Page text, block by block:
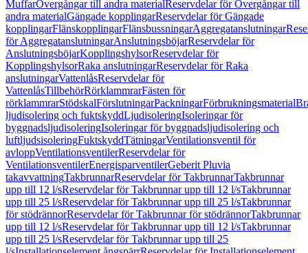
MuffarÖvergångar till andra materialReservdelar för Övergångar till
andra materialGängade kopplingarReservdelar för Gängade
kopplingarFlänskopplingarFlänsbussningarAggregatanslutningar
för AggregatanslutningarAnslutningsböjarReservdelar för
AnslutningsböjarKopplingshylsorReservdelar för
KopplingshylsorRaka anslutningarReservdelar för Raka
anslutningarVattenlåsReservdelar för
VattenlåsTillbehörRörklammrarFästen för
rörklammrarStödskalFörslutningarPackningarFörbrukningsmaterial
ljudisolering och fuktskyddLjudisoleringIsoleringar för
byggnadsljudisoleringIsoleringar för byggnadsljudisolering och
luftljudsisoleringFuktskyddTätningarVentilationsventil för
avloppVentilationsventilerReservdelar för
VentilationsventilerEnergisparventilerGeberit Pluvia
takavvattningTakbrunnarReservdelar för TakbrunnarTakbrunnar
upp till 12 l/sReservdelar för Takbrunnar upp till 12 l/sTakbrunnar
upp till 25 l/sReservdelar för Takbrunnar upp till 25 l/sTakbrunnar
för stödrännorReservdelar för Takbrunnar för stödrännorTakbrunnar
upp till 12 l/sReservdelar för Takbrunnar upp till 12 l/sTakbrunnar
upp till 25 l/sReservdelar för Takbrunnar upp till 25